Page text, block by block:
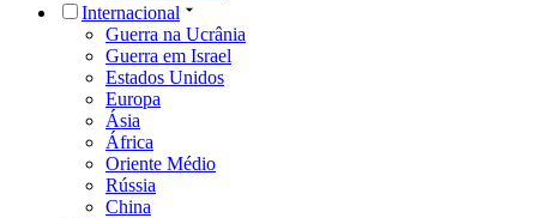
Internacional
Guerra na Ucrânia
Guerra em Israel
Estados Unidos
Europa
Ásia
África
Oriente Médio
Rússia
China